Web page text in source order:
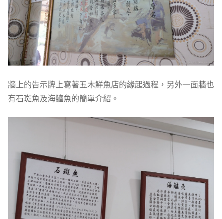
牆上的告示牌上寫著五木鮮魚店的緣起過程，另外一面牆也
有石斑魚及海鱸魚的簡單介紹。